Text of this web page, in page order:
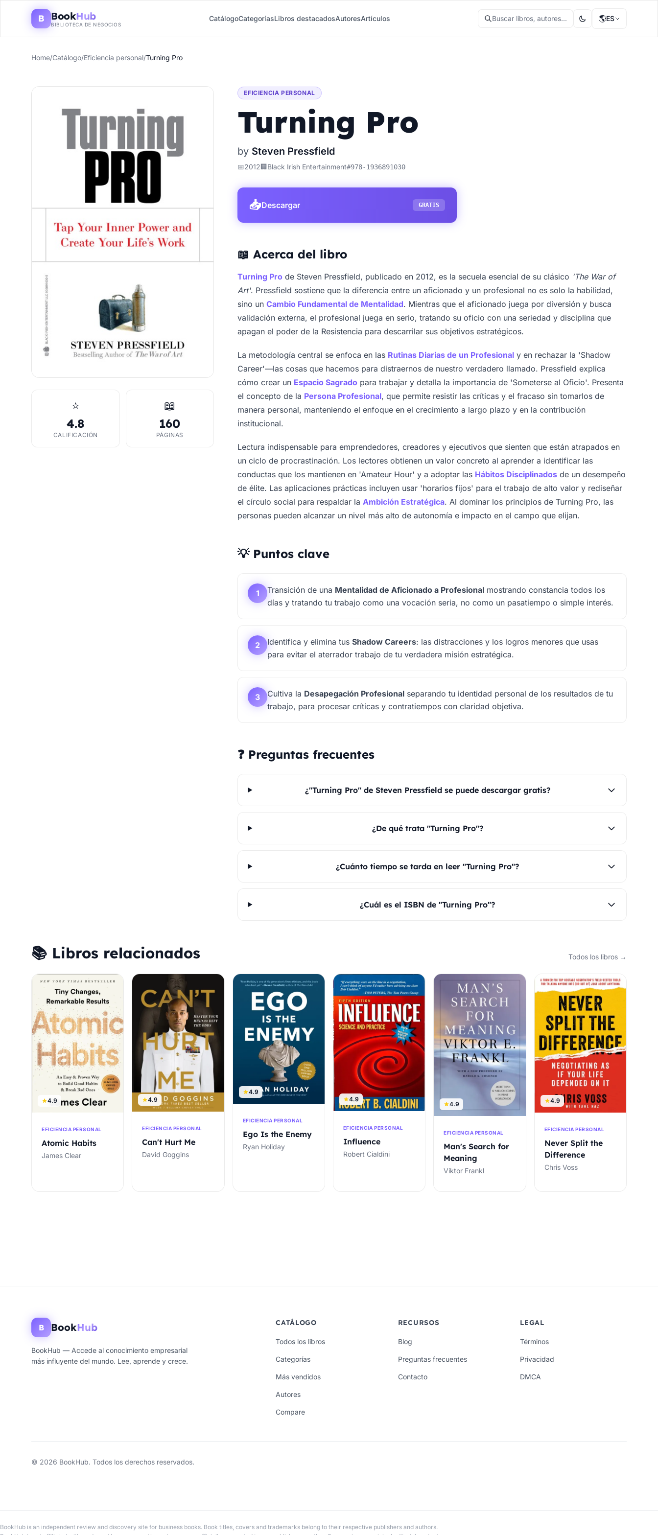
B BookHub
BIBLIOTECA DE NEGOCIOS
CatálogoCategoríasLibros destacadosAutoresArtículos Buscar libros, autores... 🌎ES
Home/Catálogo/Eficiencia personal/Turning Pro
⭐
4.8
CALIFICACIÓN
📖
160
PÁGINAS
EFICIENCIA PERSONAL
Turning Pro
by Steven Pressfield
📅2012🏢Black Irish Entertainment#978-1936891030
📥Descargar GRATIS
📖 Acerca del libro
Turning Pro de Steven Pressfield, publicado en 2012, es la secuela esencial de su clásico 'The War of
Art'. Pressfield sostiene que la diferencia entre un aficionado y un profesional no es solo la habilidad,
sino unCambio Fundamental de Mentalidad. Mientras que el aficionado juega por diversión y busca
validación externa, el profesional juega en serio, tratando su oficio con una seriedad y disciplina que
apagan el poder de la Resistencia para descarrilar sus objetivos estratégicos.
La metodología central se enfoca en las Rutinas Diarias de un Profesional y en rechazar la 'Shadow
Career'—las cosas que hacemos para distraernos de nuestro verdadero llamado. Pressfield explica
cómo crear un Espacio Sagrado para trabajar y detalla la importancia de 'Someterse al Oficio'. Presenta
el concepto de la Persona Profesional, que permite resistir las críticas y el fracaso sin tomarlos de
manera personal, manteniendo el enfoque en el crecimiento a largo plazo y en la contribución
institucional.
Lectura indispensable para emprendedores, creadores y ejecutivos que sienten que están atrapados en
un ciclo de procrastinación. Los lectores obtienen un valor concreto al aprender a identificar las
conductas que los mantienen en 'Amateur Hour' y a adoptar las Hábitos Disciplinados de un desempeño
de élite. Las aplicaciones prácticas incluyen usar 'horarios fijos' para el trabajo de alto valor y rediseñar
el círculo social para respaldar laAmbición Estratégica. Al dominar los principios de Turning Pro, las
personas pueden alcanzar un nivel más alto de autonomía e impacto en el campo que elijan.
💡 Puntos clave
1 Transición de una Mentalidad de Aficionado a Profesional mostrando constancia todos los
días y tratando tu trabajo como una vocación seria, no como un pasatiempo o simple interés.
2 Identifica y elimina tusShadow Careers: las distracciones y los logros menores que usas
para evitar el aterrador trabajo de tu verdadera misión estratégica.
3 Cultiva la Desapegación Profesional separando tu identidad personal de los resultados de tu
trabajo, para procesar críticas y contratiempos con claridad objetiva.
❓ Preguntas frecuentes
¿"Turning Pro" de Steven Pressfield se puede descargar gratis?
¿De qué trata "Turning Pro"?
¿Cuánto tiempo se tarda en leer "Turning Pro"?
¿Cuál es el ISBN de "Turning Pro"?
📚 Libros relacionados Todos los libros →
4.9
EFICIENCIA PERSONAL
Atomic Habits
James Clear
4.9
EFICIENCIA PERSONAL
Can't Hurt Me
David Goggins
4.9
EFICIENCIA PERSONAL
Ego Is the Enemy
Ryan Holiday
4.9
EFICIENCIA PERSONAL
Influence
Robert Cialdini
4.9
EFICIENCIA PERSONAL
Man's Search for
Meaning
Viktor Frankl
4.9
EFICIENCIA PERSONAL
Never Split the
Difference
Chris Voss
B BookHub
BookHub — Accede al conocimiento empresarial
más influyente del mundo. Lee, aprende y crece.
CATÁLOGO
Todos los libros
Categorías
Más vendidos
Autores
Compare
RECURSOS
Blog
Preguntas frecuentes
Contacto
LEGAL
Términos
Privacidad
DMCA
© 2026 BookHub. Todos los derechos reservados.
BookHub is an independent review and discovery site for business books. Book titles, covers and trademarks belong to their respective publishers and authors.